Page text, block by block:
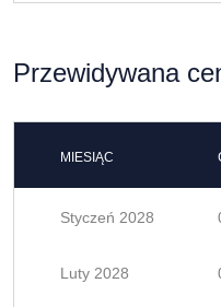
Przewidywana
MIESIĄC
Styczeń 2028
Luty 2028